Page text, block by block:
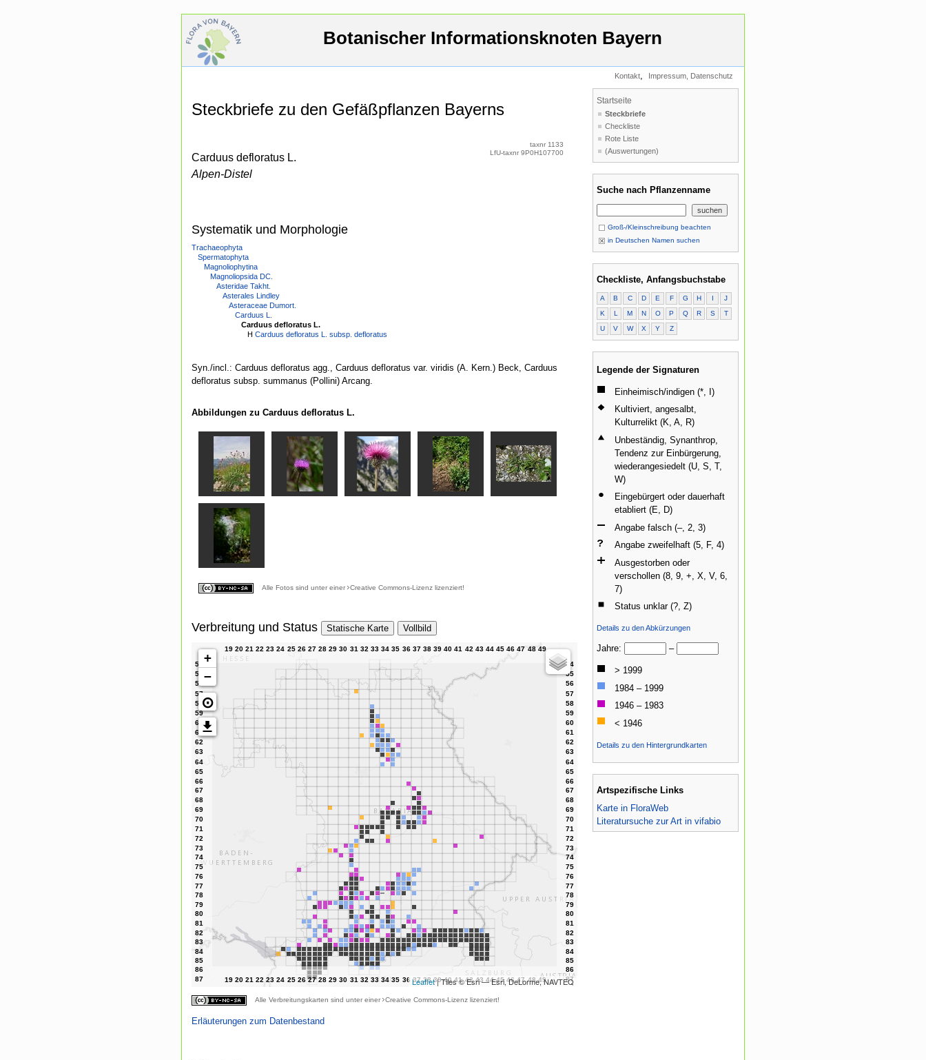
Botanischer Informationsknoten Bayern
Kontakt, Impressum, Datenschutz
Steckbriefe zu den Gefäßpflanzen Bayerns
Carduus defloratus L.
Alpen-Distel
taxnr 1133
LfU-taxnr 9P0H107700
Systematik und Morphologie
Trachaeophyta
Spermatophyta
Magnoliophytina
Magnoliopsida DC.
Asteridae Takht.
Asterales Lindley
Asteraceae Dumort.
Carduus L.
Carduus defloratus L.
H Carduus defloratus L. subsp. defloratus
Syn./incl.: Carduus defloratus agg., Carduus defloratus var. viridis (A. Kern.) Beck, Carduus
defloratus subsp. summanus (Pollini) Arcang.
Abbildungen zu Carduus defloratus L.
Alle Fotos sind unter einer Creative Commons-Lizenz lizenziert!
Verbreitung und Status Statische Karte Vollbild
+
−
⊙
Leaflet| Tiles © Esri — Esri, DeLorme, NAVTEQ
Alle Verbreitungskarten sind unter einer Creative Commons-Lizenz lizenziert!
Erläuterungen zum Datenbestand
Startseite
Steckbriefe
Checkliste
Rote Liste
(Auswertungen)
Suche nach Pflanzenname
Groß-/Kleinschreibung beachten
in Deutschen Namen suchen
Checkliste, Anfangsbuchstabe
A B C D E F G H I
J
K
L M N O P Q R S
T
U
V W X Y Z
Legende der Signaturen
Einheimisch/indigen (*, I)
Kultiviert, angesalbt,
Kulturrelikt (K, A, R)
Unbeständig, Synanthrop,
Tendenz zur Einbürgerung,
wiederangesiedelt (U, S, T,
W)
Eingebürgert oder dauerhaft
etabliert (E, D)
Angabe falsch (–, 2, 3)
Angabe zweifelhaft (5, F, 4)
Ausgestorben oder
verschollen (8, 9, +, X, V, 6,
7)
Status unklar (?, Z)
Details zu den Abkürzungen
Jahre: –
> 1999
1984 – 1999
1946 – 1983
< 1946
Details zu den Hintergrundkarten
Artspezifische Links
Karte in FloraWeb
Literatursuche zur Art in vifabio